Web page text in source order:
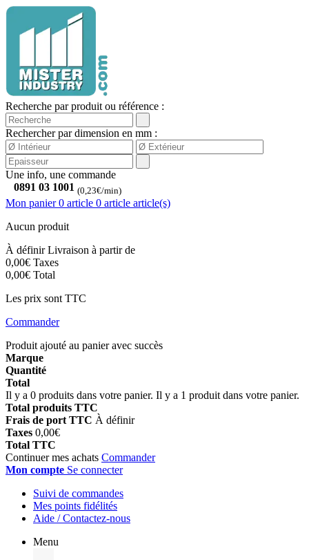
Recherche par produit ou référence :
Rechercher par dimension en mm :
Une info, une commande
0891 03 1001 (0,23€/min)
Mon panier 0 article 0 article article(s)
Aucun produit
À définirLivraison à partir de
0,00€ Taxes
0,00€ Total
Les prix sont TTC
Commander
Produit ajouté au panier avec succès
Marque
Quantité
Total
Il y a 0 produits dans votre panier. Il y a 1 produit dans votre panier.
Total produits TTC
Frais de port TTC À définir
Taxes 0,00€
Total TTC
Continuer mes achats Commander
Mon compte Se connecter
Suivi de commandes
Mes points fidélités
Aide / Contactez-nous
Menu